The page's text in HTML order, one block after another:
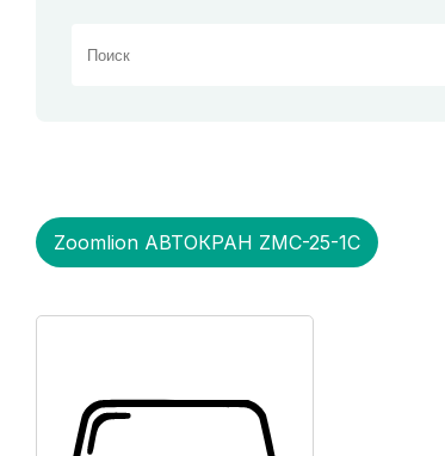
Zoomlion АВТОКРАН ZMC-25-1С